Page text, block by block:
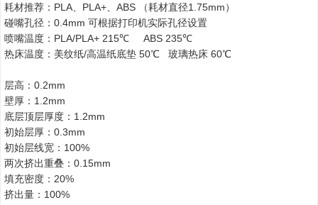
耗材推荐：PLA、PLA+、ABS （耗材直径1.75mm）
碰嘴孔径：0.4mm 可根据打印机实际孔径设置
喷嘴温度：PLA/PLA+ 215℃ ABS 235℃
热床温度：美纹纸/高温纸底垫 50℃ 玻璃热床 60℃
层高：0.2mm
壁厚：1.2mm
底层顶层厚度：1.2mm
初始层厚：0.3mm
初始层线宽：100%
两次挤出重叠：0.15mm
填充密度：20%
挤出量：100%